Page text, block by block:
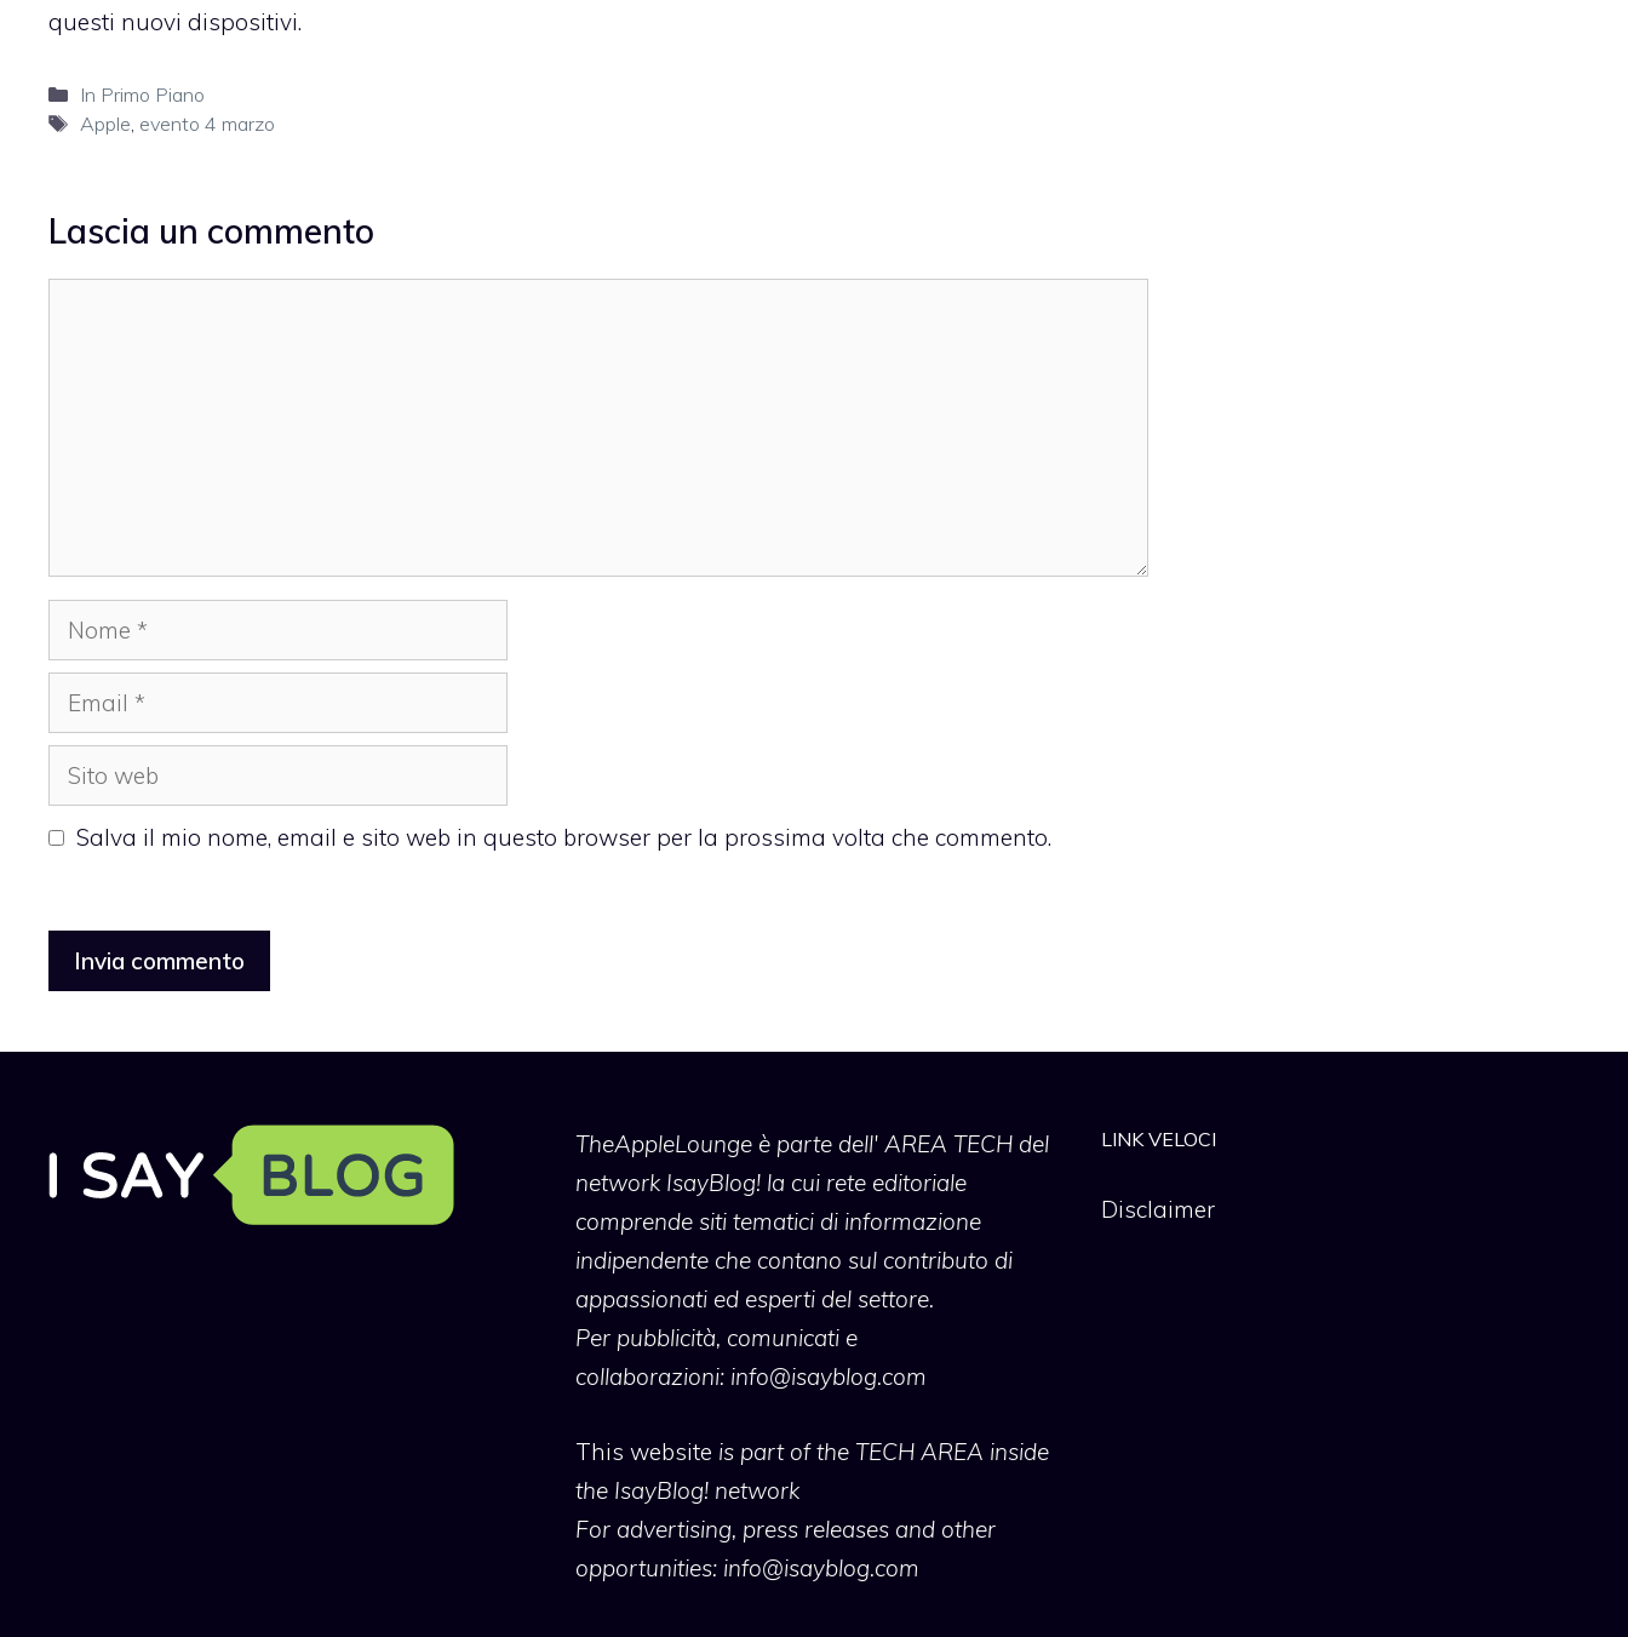
questi nuovi dispositivi.
Categorie
In Primo Piano
Tag
Apple, evento 4 marzo
Lascia un commento
Nome
Email
Sito
web
Salva il mio nome, email e sito web in questo browser per la prossima volta che commento.
TheAppleLoungeè parte dell' AREA TECH del
network IsayBlog! la cui rete editoriale
comprende siti tematici di informazione
indipendente che contano sul contributo di
appassionati ed esperti del settore.
Per pubblicità, comunicati e
collaborazioni: info@isayblog.com
This website is part of the TECH AREA inside
the IsayBlog! network
For advertising, press releases and other
opportunities: info@isayblog.com
LINK VELOCI
Disclaimer